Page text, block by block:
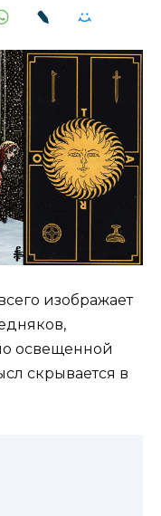
изображает
освещенной
скрывается в